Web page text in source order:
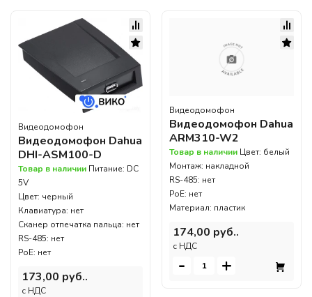
Видеодомофон
Видеодомофон Dahua
DHI-ASM100-D
Товар в наличии Питание: DC
5V
Цвет: черный
Клавиатура: нет
Сканер отпечатка пальца: нет
RS-485: нет
PoE: нет
173,00 руб..
c НДС
Видеодомофон
Видеодомофон Dahua
ARM310-W2
Товар в наличии Цвет: белый
Монтаж: накладной
RS-485: нет
PoE: нет
Материал: пластик
174,00 руб..
c НДС
- +